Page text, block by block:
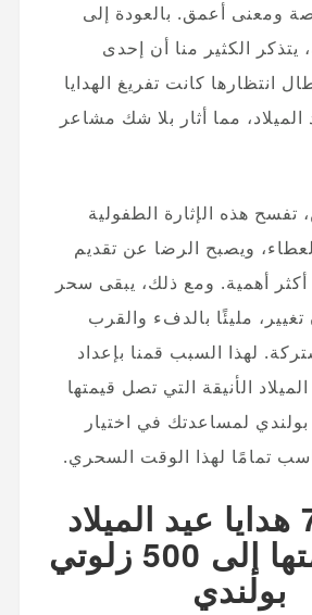
ومعنى أعمق. بالعودة إلى
يتذكر الكثير منا أن إحدى
انتظارها كانت تفريغ الهدايا
مما أثار بلا شك مشاعر
تفسح هذه الإثارة الطفولية
ويصبح الرضا عن تقديم
أكثر أهمية. ومع ذلك، يبقى سحر
تغيير، مليئًا بالدفء والقرب
لهذا السبب قمنا بإعداد
الأنيقة التي تصل قيمتها
زلوتي بولندي لمساعدتك في اختيار
تمامًا لهذا الوقت السحري.
أفضل 7 هدايا عيد الميلاد
تصل قيمتها إلى 500 زلوتي
بولندي